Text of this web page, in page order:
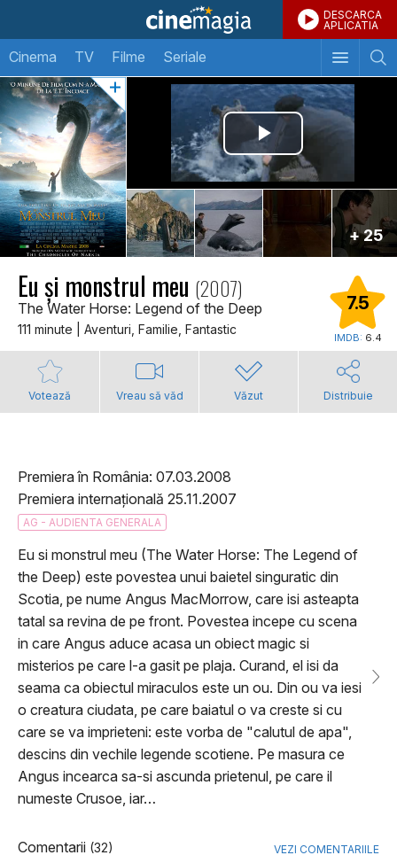
DESCARCA
APLICATIA
Cinema TV Filme Seriale
+ 25
Eu și monstrul meu (2007)
The Water Horse: Legend of the Deep
111 minute | Aventuri, Familie, Fantastic
7.5
IMDB: 6.4
Votează Vreau să văd Văzut Distribuie
Premiera în România: 07.03.2008
Premiera internațională 25.11.2007
AG - AUDIENTA GENERALA
Eu si monstrul meu (The Water Horse: The Legend of
the Deep) este povestea unui baietel singuratic din
Scotia, pe nume Angus MacMorrow, care isi asteapta
tatal sa revina de pe front. Povestea incepe cu scena
in care Angus aduce acasa un obiect magic si
misterios pe care l-a gasit pe plaja. Curand, el isi da
seama ca obiectul miraculos este un ou. Din ou va iesi
o creatura ciudata, pe care baiatul o va creste si cu
care se va imprieteni: este vorba de "calutul de apa",
descins din vechile legende scotiene. Pe masura ce
Angus incearca sa-si ascunda prietenul, pe care il
numeste Crusoe, iar…
Comentarii (32) VEZI COMENTARIILE